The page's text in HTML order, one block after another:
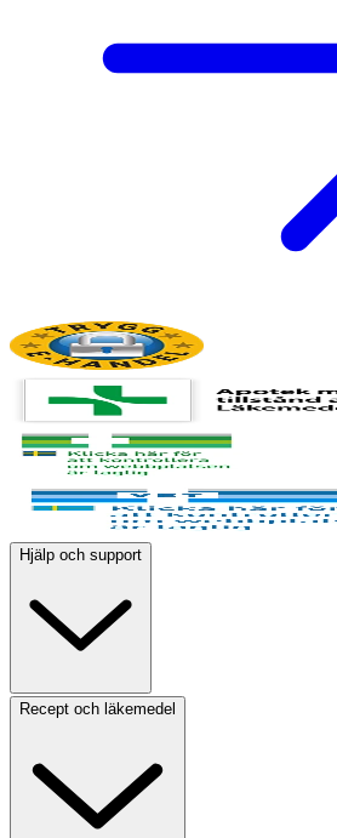
Hjälp och support
Recept och läkemedel